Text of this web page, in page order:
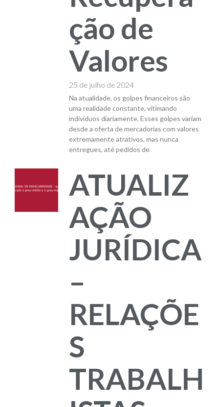
ção de
Valores
25 de julho de 2024
Na atualidade, os golpes financeiros são
uma realidade constante, vitimando
indivíduos diariamente. Esses golpes variam
desde a oferta de mercadorias com valores
extremamente atrativos, mas nunca
entregues, até pedidos de
ATUALIZ
AÇÃO
JURÍDICA
–
RELAÇÕE
S
TRABALH